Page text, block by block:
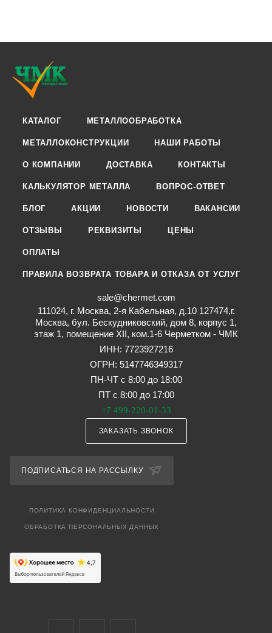
КАТАЛОГ МЕТАЛЛООБРАБОТКА
МЕТАЛЛОКОНСТРУКЦИИ НАШИ РАБОТЫ
О КОМПАНИИ ДОСТАВКА КОНТАКТЫ
КАЛЬКУЛЯТОР МЕТАЛЛА ВОПРОС-ОТВЕТ
БЛОГ АКЦИИ НОВОСТИ ВАКАНСИИ
ОТЗЫВЫ РЕКВИЗИТЫ ЦЕНЫ
ОПЛАТЫ
ПРАВИЛА ВОЗВРАТА ТОВАРА И ОТКАЗА ОТ УСЛУГ
sale@chermet.com
111024, г. Москва, 2-я Кабельная, д.10 127474,г.
Москва, бул. Бескудниковский, дом 8, корпус 1,
этаж 1, помещение XII, ком.1-6 Черметком - ЧМК
ИНН: 7723927216
ОГРН: 5147746349317
ПН-ЧТ с 8:00 до 18:00
ПТ с 8:00 до 17:00
+7 499-220-01-33
ЗАКАЗАТЬ ЗВОНОК
ПОДПИСАТЬСЯ НА РАССЫЛКУ
ПОЛИТИКА КОНФИДЕНЦИАЛЬНОСТИ
ОБРАБОТКА ПЕРСОНАЛЬНЫХ ДАННЫХ